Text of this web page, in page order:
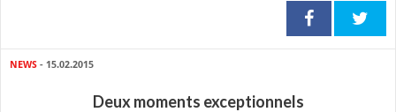
NEWS - 15.02.2015
Deux moments exceptionnels